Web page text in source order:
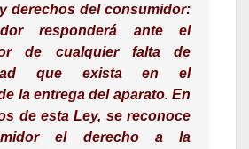
derechos del consumidor:
responderá ante el
de cualquier falta de
que exista en el
la entrega del aparato. En
de esta Ley, se reconoce
el derecho a la